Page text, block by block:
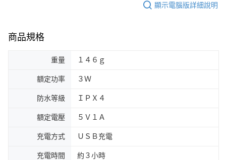
顯示電腦版詳細說明
商品規格
重量 １４６ｇ
額定功率 ３Ｗ
防水等級 ＩＰＸ４
額定電壓 ５Ｖ１Ａ
充電方式 ＵＳＢ充電
充電時間 約３小時